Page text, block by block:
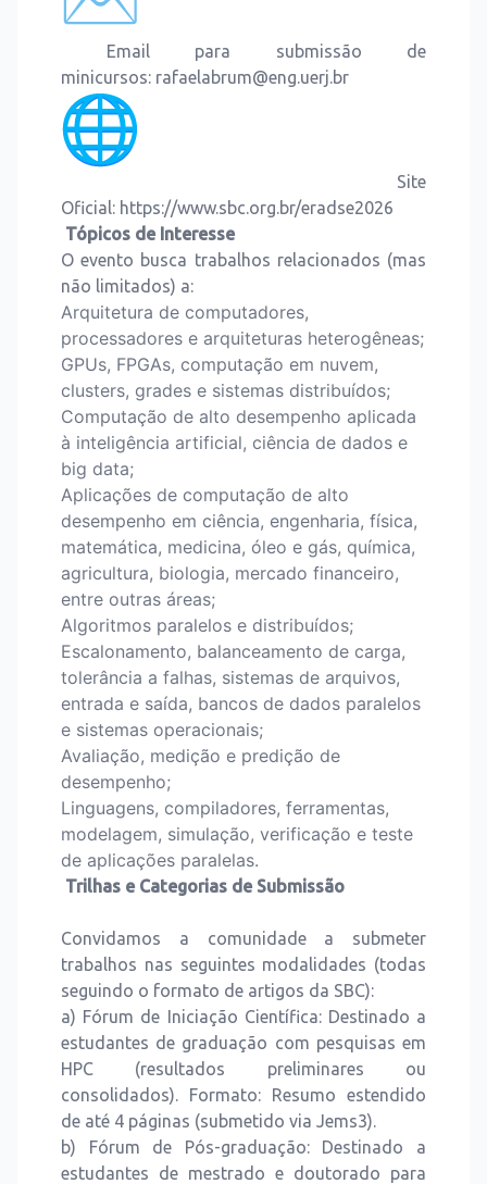
Email para submissão de
minicursos: rafaelabrum@eng.uerj.br
Site
Oficial: https://www.sbc.org.br/eradse2026
Tópicos de Interesse
O evento busca trabalhos relacionados (mas
não limitados) a:
Arquitetura de computadores,
processadores e arquiteturas heterogêneas;
GPUs, FPGAs, computação em nuvem,
clusters, grades e sistemas distribuídos;
Computação de alto desempenho aplicada
à inteligência artificial, ciência de dados e
big data;
Aplicações de computação de alto
desempenho em ciência, engenharia, física,
matemática, medicina, óleo e gás, química,
agricultura, biologia, mercado financeiro,
entre outras áreas;
Algoritmos paralelos e distribuídos;
Escalonamento, balanceamento de carga,
tolerância a falhas, sistemas de arquivos,
entrada e saída, bancos de dados paralelos
e sistemas operacionais;
Avaliação, medição e predição de
desempenho;
Linguagens, compiladores, ferramentas,
modelagem, simulação, verificação e teste
de aplicações paralelas.
Trilhas e Categorias de Submissão
Convidamos a comunidade a submeter
trabalhos nas seguintes modalidades (todas
seguindo o formato de artigos da SBC):
a) Fórum de Iniciação Científica: Destinado a
estudantes de graduação com pesquisas em
HPC (resultados preliminares ou
consolidados). Formato: Resumo estendido
de até 4 páginas (submetido via Jems3).
b) Fórum de Pós-graduação: Destinado a
estudantes de mestrado e doutorado para